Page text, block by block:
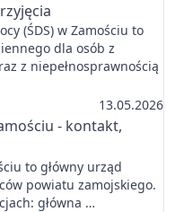
(ŚDS) w Zamościu to
dla osób z
z niepełnosprawnością
13.05.2026
- kontakt,
to główny urząd
powiatu zamojskiego.
główna …